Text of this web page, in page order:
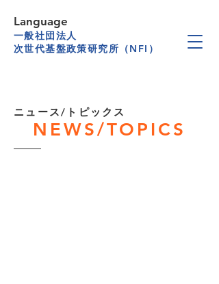
一般社団法人
次世代基盤政策研究所（NFI）
Language
​ニュース/トピックス
NEWS/TOPICS